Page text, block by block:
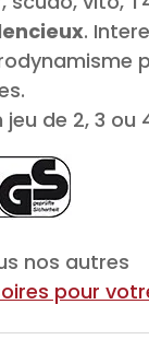
.
jeu de 2, 3 ou
nos autres
pour